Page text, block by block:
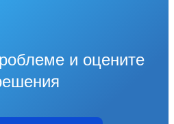
и оцените